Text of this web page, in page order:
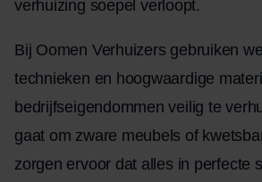
verhuizing soepel verloopt.
Bij Oomen Verhuizers gebruiken
technieken en hoogwaardige
bedrijfseigendommen veilig te
gaat om zware meubels of
zorgen ervoor dat alles in perfecte